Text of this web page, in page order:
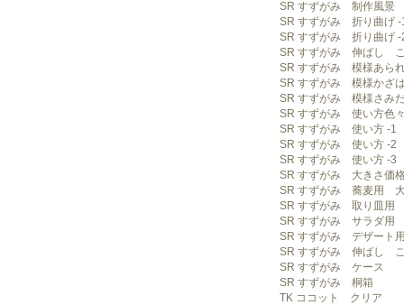
SR すずがみ 制作風景
SR すずがみ 折り曲げ -
SR すずがみ 折り曲げ -
SR すずがみ 伸ばし
SR すずがみ 模様あら
SR すずがみ 模様かざ
SR すずがみ 模様さみ
SR すずがみ 使い方色
SR すずがみ 使い方 -1
SR すずがみ 使い方 -2
SR すずがみ 使い方 -3
SR すずがみ 大きさ価
SR すずがみ 蕎麦用
SR すずがみ 取り皿用
SR すずがみ サラダ用
SR すずがみ デザート
SR すずがみ 伸ばし
SR すずがみ ケース
SR すずがみ 桐箱
TK ココット クリア